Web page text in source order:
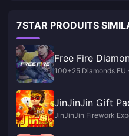
7STAR PRODUITS
Free Fire
100+25 Diamonds EU
JinJinJin Gift
JinJinJin Firework